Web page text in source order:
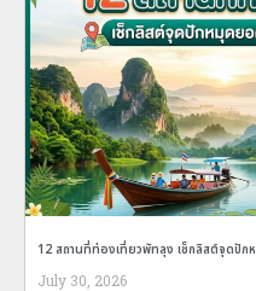
12 สถานที่ท่องเที่ยวพัทลุง เช็กลิสต์จุดปั
July 30, 2026